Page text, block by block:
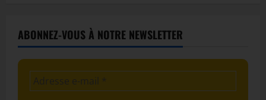
ABONNEZ-VOUS À NOTRE NEWSLETTER